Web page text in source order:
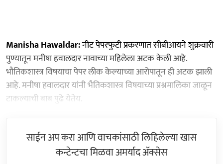
Manisha Hawaldar:नीट पेपरफुटी प्रकरणात सीबीआयने शुक्रवारी
पुण्यातून मनीषा हवालदार नावाच्या महिलेला अटक केली आहे.
भौतिकशास्त्र विषयाचा पेपर लीक केल्याच्या आरोपातून ही अटक झाली
आहे. मनीषा हवालदार यांनी भैतिकशास्त्र विषयाच्या प्रश्नमालिका जाळून
टाकल्याची बाब पुढे येतेय.
साईन अप करा आणि वाचकांसाठी लिहिलेल्या खास
कन्टेन्टचा मिळवा अमर्याद ॲक्सेस